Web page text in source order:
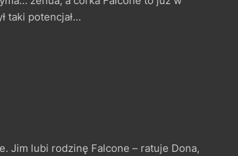
taki potencjał…
Jim lubi rodzinę Falcone – ratuje Dona,